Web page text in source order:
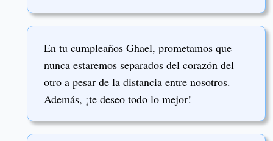
En tu cumpleaños Ghael, prometamos que
nunca estaremos separados del corazón del
otro a pesar de la distancia entre nosotros.
Además, ¡te deseo todo lo mejor!